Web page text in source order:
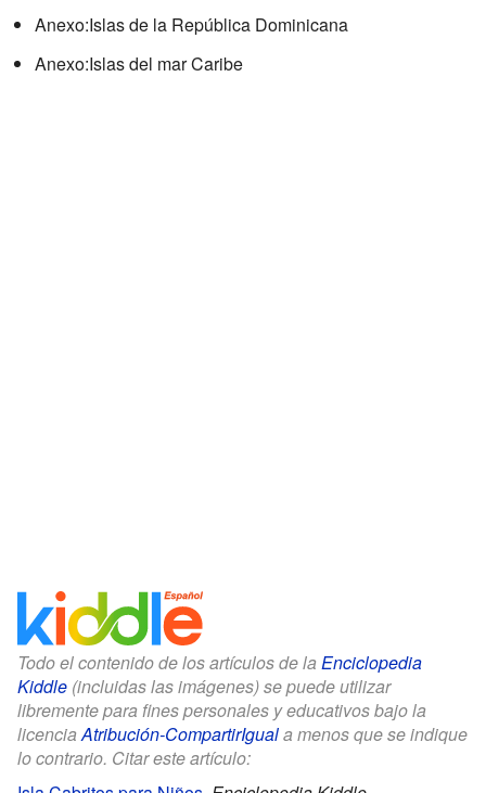
Anexo:Islas de la República Dominicana
Anexo:Islas del mar Caribe
Todo el contenido de los artículos de la Enciclopedia
Kiddle (incluidas las imágenes) se puede utilizar
libremente para fines personales y educativos bajo la
licenciaAtribución-CompartirIguala menos que se indique
lo contrario. Citar este artículo: